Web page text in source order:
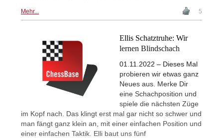
Mehr... 5
Ellis Schatztruhe: Wir
lernen Blindschach
01.11.2022 – Dieses Mal
probieren wir etwas ganz
Neues aus. Merke Dir
eine Schachposition und
spiele die nächsten Züge
im Kopf nach. Das klingt erst mal gar nicht so schwer und
man fängt ganz klein an, mit einer einfachen Position und
einer einfachen Taktik. Elli baut uns fünf